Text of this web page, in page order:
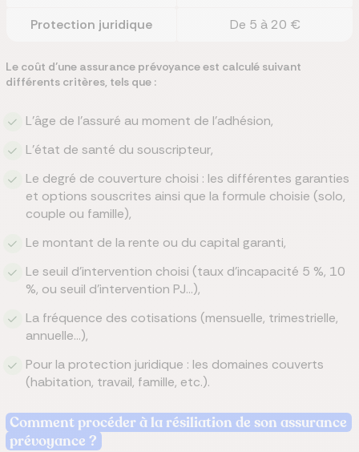
Protection juridique De 5 à 20 €
Le coût d’une assurance prévoyance est calculé suivant
différents critères, tels que :
L’âge de l’assuré au moment de l’adhésion,
L’état de santé du souscripteur,
Le degré de couverture choisi : les différentes garanties
et options souscrites ainsi que la formule choisie (solo,
couple ou famille),
Le montant de la rente ou du capital garanti,
Le seuil d’intervention choisi (taux d’incapacité 5 %, 10
%, ou seuil d’intervention PJ…),
La fréquence des cotisations (mensuelle, trimestrielle,
annuelle…),
Pour la protection juridique : les domaines couverts
(habitation, travail, famille, etc.).
Comment procéder à la résiliation de son assurance
prévoyance ?